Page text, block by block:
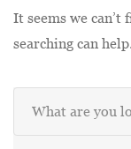
It seems we can’t
searching can help.